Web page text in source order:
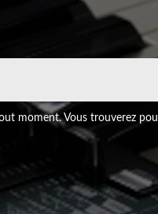
moment. Vous trouverez